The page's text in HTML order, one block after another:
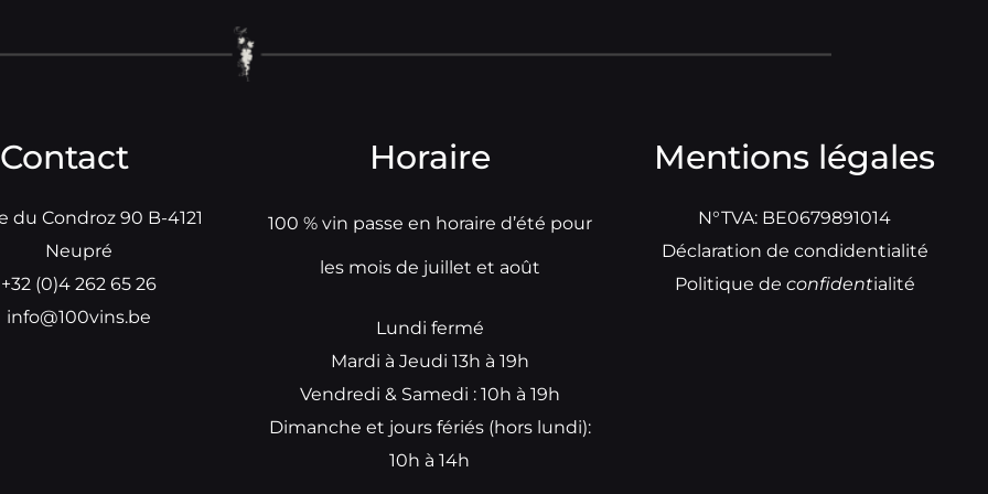
Contact
du Condroz 90 B-4121
Neupré
+32 (0)4 262 65 26
info@100vins.be
Horaire
100 % vin passe en horaire d’été pour
les mois de juillet et août
Lundi fermé
Mardi à Jeudi 13h à 19h
Vendredi & Samedi : 10h à 19h
Dimanche et jours fériés (hors lundi):
10h à 14h
Mentions légales
N°TVA: BE0679891014
Déclaration de condidentialité
Politique de confidentialité